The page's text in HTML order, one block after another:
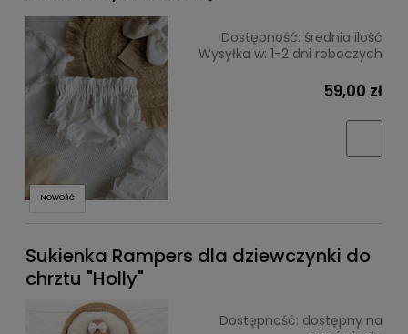
Dostępność: średnia ilość
Wysyłka w: 1-2 dni roboczych
59,00 zł
NOWOŚĆ
Sukienka Rampers dla dziewczynki do
chrztu "Holly"
Dostępność: dostępny na